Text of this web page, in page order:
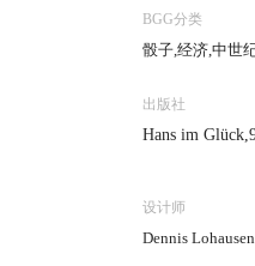
力直接决定
率和耐玩度都
BGG分类
骰子,经济,中世
出版社
Hans im
设计师
Dennis Lohausen